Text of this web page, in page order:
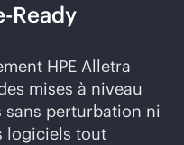
Ready
HPE Alletra
mises à niveau
perturbation ni
logiciels tout